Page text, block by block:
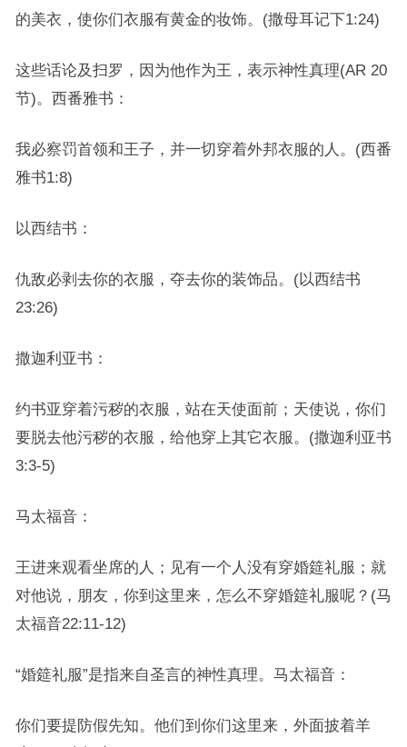
的美衣，使你们衣服有黄金的妆饰。(撒母耳记下1:24)
这些话论及扫罗，因为他作为王，表示神性真理(AR 20
节)。西番雅书：
我必察罚首领和王子，并一切穿着外邦衣服的人。(西番
雅书1:8)
以西结书：
仇敌必剥去你的衣服，夺去你的装饰品。(以西结书
23:26)
撒迦利亚书：
约书亚穿着污秽的衣服，站在天使面前；天使说，你们
要脱去他污秽的衣服，给他穿上其它衣服。(撒迦利亚书
3:3-5)
马太福音：
王进来观看坐席的人；见有一个人没有穿婚筵礼服；就
对他说，朋友，你到这里来，怎么不穿婚筵礼服呢？(马
太福音22:11-12)
“婚筵礼服”是指来自圣言的神性真理。马太福音：
你们要提防假先知。他们到你们这里来，外面披着羊